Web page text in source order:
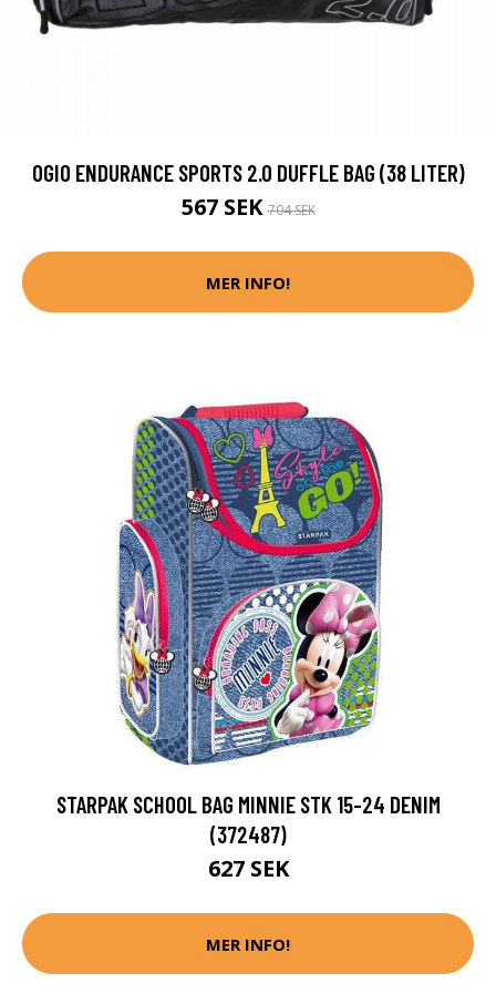
OGIO ENDURANCE SPORTS 2.0 DUFFLE BAG (38 LITER)
567 SEK704 SEK
MER INFO!
STARPAK SCHOOL BAG MINNIE STK 15-24 DENIM
(372487)
627 SEK
MER INFO!